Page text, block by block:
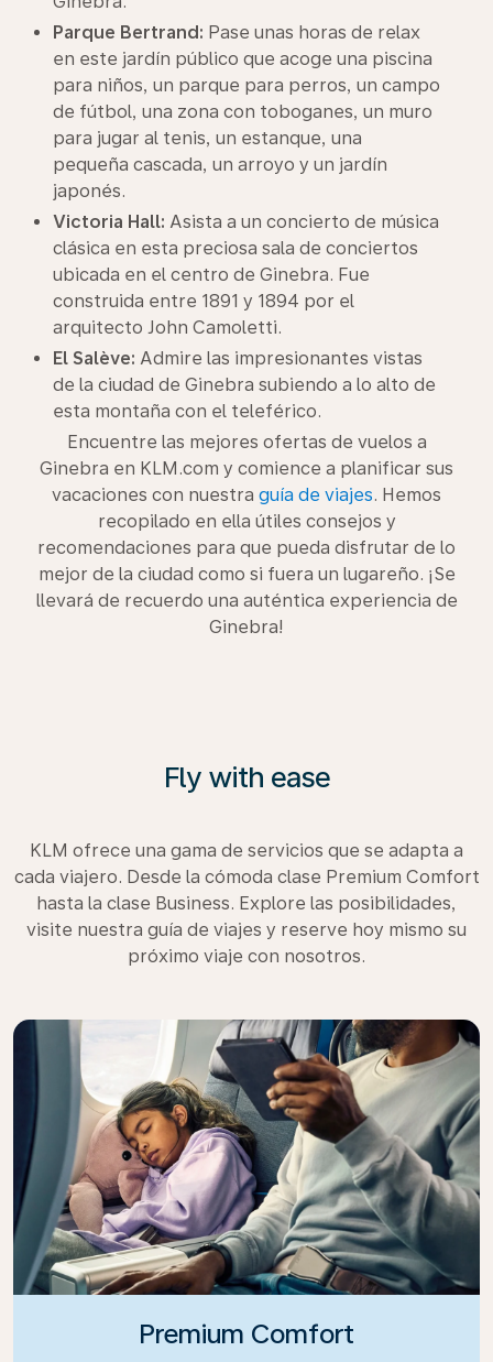
Parque Bertrand: Pase unas horas de relax
en este jardín público que acoge una piscina
para niños, un parque para perros, un campo
de fútbol, una zona con toboganes, un muro
para jugar al tenis, un estanque, una
pequeña cascada, un arroyo y un jardín
japonés.
Victoria Hall: Asista a un concierto de música
clásica en esta preciosa sala de conciertos
ubicada en el centro de Ginebra. Fue
construida entre 1891 y 1894 por el
arquitecto John Camoletti.
El Salève: Admire las impresionantes vistas
de la ciudad de Ginebra subiendo a lo alto de
esta montaña con el teleférico.
Encuentre las mejores ofertas de vuelos a
Ginebra en KLM.com y comience a planificar sus
vacaciones con nuestra guía de viajes. Hemos
recopilado en ella útiles consejos y
recomendaciones para que pueda disfrutar de lo
mejor de la ciudad como si fuera un lugareño. ¡Se
llevará de recuerdo una auténtica experiencia de
Ginebra!
Fly with ease
KLM ofrece una gama de servicios que se adapta a
cada viajero. Desde la cómoda clase Premium Comfort
hasta la clase Business. Explore las posibilidades,
visite nuestra guía de viajes y reserve hoy mismo su
próximo viaje con nosotros.
Premium Comfort